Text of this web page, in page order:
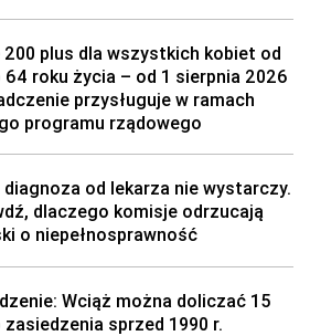
200 plus dla wszystkich kobiet od
64 roku życia – od 1 sierpnia 2026
przysługuje w ramach
programu rządowego
diagnoza od lekarza nie wystarczy.
dlaczego komisje odrzucają
o niepełnosprawność
Wciąż można doliczać 15
sprzed 1990 r.